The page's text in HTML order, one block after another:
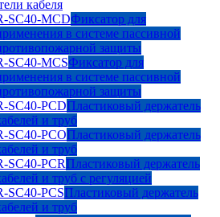
кабеля
SC40-MCDФиксатор для
в системе пассивной
защиты
SC40-MCSФиксатор для
в системе пассивной
защиты
SC40-PCDПластиковый держатель
и труб
SC40-PCOПластиковый держатель
и труб
SC40-PCRПластиковый держатель
и труб с регуляцией
SC40-PCSПластиковый держатель
и труб